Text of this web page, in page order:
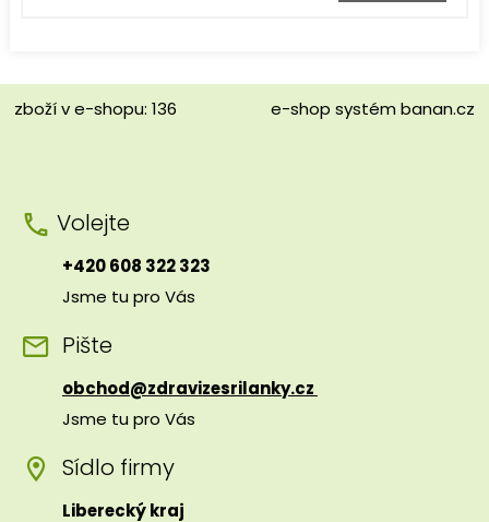
zboží v e-shopu: 136 e-shop systém banan.cz
Volejte
+420 608 322 323
Jsme tu pro Vás
Pište
obchod@zdravizesrilanky.cz
Jsme tu pro Vás
Sídlo firmy
Liberecký kraj